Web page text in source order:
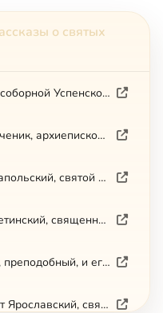
о святых
12 греков, строителей соборной Успенской церкви Киево-Печерской
Августин, священномученик, архиепископ Калужский и Боровский
Аверкий, епископ Иерапольский, святой равноапостольный
Авив Некресский, Кахетинский, священномученик
Авраамий Чухломский, преподобный, и его святые обители
Агафангел, митрополит Ярославский, святитель-исповедник